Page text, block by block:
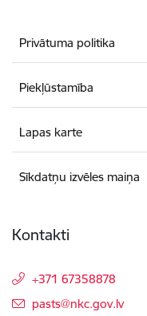
Privātuma politika
Piekļūstamība
Lapas karte
Sīkdatņu izvēles maiņa
Kontakti
+371 67358878
E-pasts:
pasts@nkc.gov.lv